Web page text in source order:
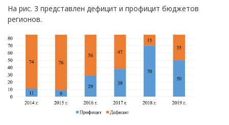
На рис. 3 представлен дефицит и профицит бюджетов
регионов.